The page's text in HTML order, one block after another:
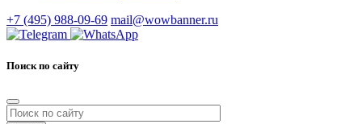
+7 (495) 988-09-69 mail@wowbanner.ru
Поиск по сайту